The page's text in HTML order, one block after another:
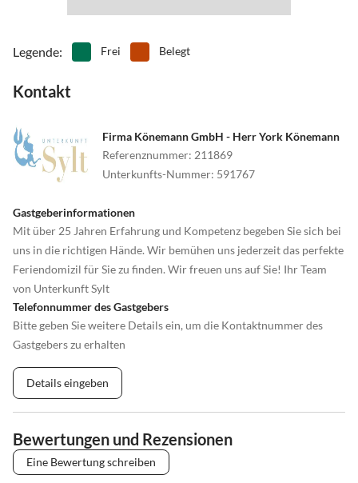
Legende: Frei Belegt
Kontakt
Firma Könemann GmbH - Herr York Könemann
Referenznummer: 211869
Unterkunfts-Nummer: 591767
Gastgeberinformationen
Mit über 25 Jahren Erfahrung und Kompetenz begeben Sie sich bei
uns in die richtigen Hände. Wir bemühen uns jederzeit das perfekte
Feriendomizil für Sie zu finden. Wir freuen uns auf Sie! Ihr Team
von Unterkunft Sylt
Telefonnummer des Gastgebers
Bitte geben Sie weitere Details ein, um die Kontaktnummer des
Gastgebers zu erhalten
Details eingeben
Bewertungen und Rezensionen
Eine Bewertung schreiben